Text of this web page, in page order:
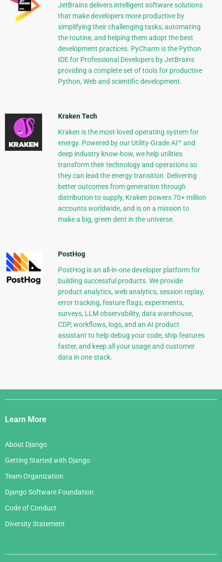
JetBrains delivers intelligent software solutions
that make developers more productive by
simplifying their challenging tasks, automating
the routine, and helping them adopt the best
development practices. PyCharm is the Python
IDE for Professional Developers by JetBrains
providing a complete set of tools for productive
Python, Web and scientific development.
Kraken Tech
Kraken is the most-loved operating system for
energy. Powered by our Utility-Grade AI™ and
deep industry know-how, we help utilities
transform their technology and operations so
they can lead the energy transition. Delivering
better outcomes from generation through
distribution to supply, Kraken powers 70+ million
accounts worldwide, and is on a mission to
make a big, green dent in the universe.
PostHog
PostHog is an all-in-one developer platform for
building successful products. We provide
product analytics, web analytics, session replay,
error tracking, feature flags, experiments,
surveys, LLM observability, data warehouse,
CDP, workflows, logs, and an AI product
assistant to help debug your code, ship features
faster, and keep all your usage and customer
data in one stack.
Django
Links
Learn More
About Django
Getting Started with Django
Team Organization
Django Software Foundation
Code of Conduct
Diversity Statement